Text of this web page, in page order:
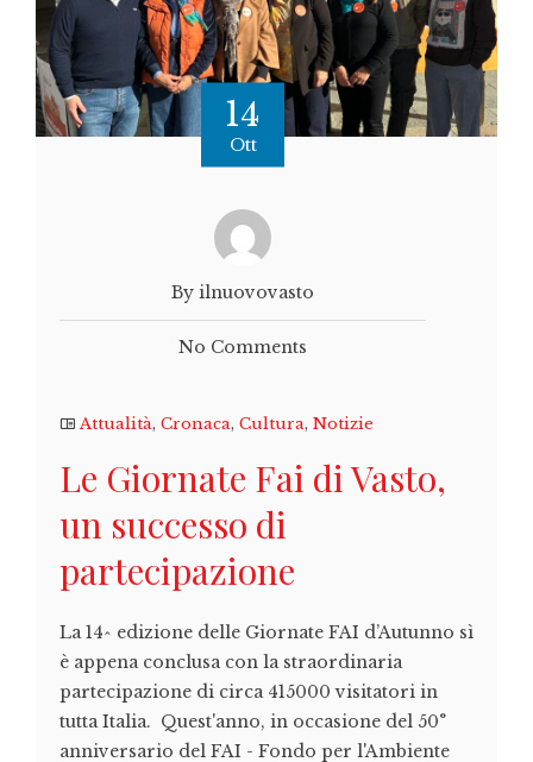
14
Ott
By ilnuovovasto
No Comments
Attualità, Cronaca, Cultura, Notizie
Le Giornate Fai di Vasto,
un successo di
partecipazione
La 14^ edizione delle Giornate FAI d’Autunno sì
è appena conclusa con la straordinaria
partecipazione di circa 415000 visitatori in
tutta Italia. Quest'anno, in occasione del 50°
anniversario del FAI - Fondo per l'Ambiente